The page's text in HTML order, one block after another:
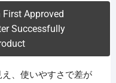
お届けします。
の蛍光ペン。
、使いやすさで差が
First Approved
Successfully